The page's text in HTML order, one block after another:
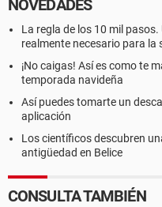
NOVEDADES
La regla de los 10 mil
realmente necesario para la
¡No caigas! Así es como te
temporada navideña
Así puedes tomarte un
aplicación
Los científicos descubren
antigüedad en Belice
CONSULTA TAMBIÉN